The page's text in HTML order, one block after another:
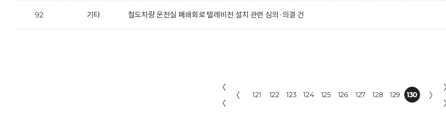
92 기타 철도차량 운전실 폐쇄회로 텔레비전 설치 관련 심의·의결 건
〈
〈
〈 121 122 123 124 125 126 127 128 129 130 〉